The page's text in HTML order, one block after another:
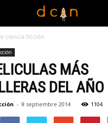
ciencia ficción
MÁS
DEL
- 8 septiembre 2014 1104